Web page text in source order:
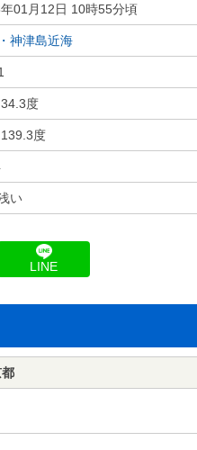
01月12日 10時55分頃
神津島近海
度
度
い
LINE